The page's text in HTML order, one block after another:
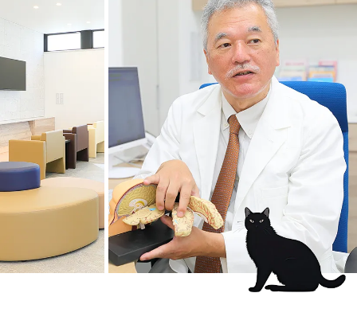
ませんか｣ をご覧ください。
｢ザビエルストレッ
チ｣
してください。